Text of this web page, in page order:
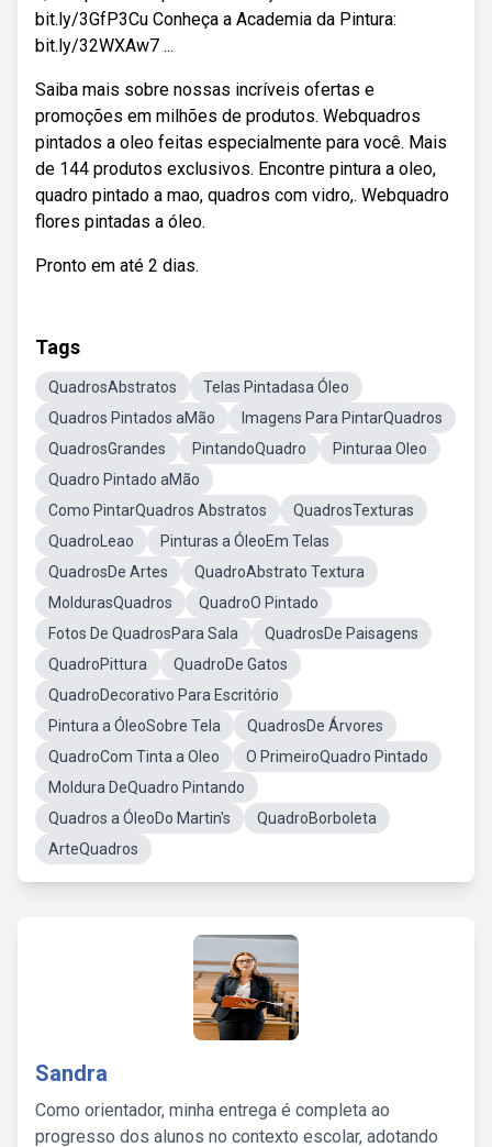
bit.ly/3GfP3Cu Conheça a Academia da Pintura:
bit.ly/32WXAw7 ...
Saiba mais sobre nossas incríveis ofertas e
promoções em milhões de produtos. Webquadros
pintados a oleo feitas especialmente para você. Mais
de 144 produtos exclusivos. Encontre pintura a oleo,
quadro pintado a mao, quadros com vidro,. Webquadro
flores pintadas a óleo.
Pronto em até 2 dias.
Tags
QuadrosAbstratos
Telas Pintadasa Óleo
Quadros Pintados aMão
Imagens Para PintarQuadros
QuadrosGrandes
PintandoQuadro
Pinturaa Oleo
Quadro Pintado aMão
Como PintarQuadros Abstratos
QuadrosTexturas
QuadroLeao
Pinturas a ÓleoEm Telas
QuadrosDe Artes
QuadroAbstrato Textura
MoldurasQuadros
QuadroO Pintado
Fotos De QuadrosPara Sala
QuadrosDe Paisagens
QuadroPittura
QuadroDe Gatos
QuadroDecorativo Para Escritório
Pintura a ÓleoSobre Tela
QuadrosDe Árvores
QuadroCom Tinta a Oleo
O PrimeiroQuadro Pintado
Moldura DeQuadro Pintando
Quadros a ÓleoDo Martin's
QuadroBorboleta
ArteQuadros
Sandra
Como orientador, minha entrega é completa ao
progresso dos alunos no contexto escolar, adotando